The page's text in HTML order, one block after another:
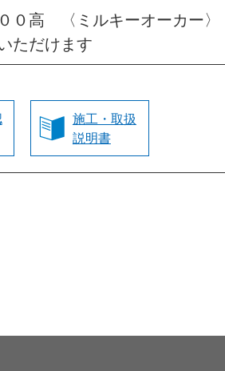
高 〈ミルキーオーカー
ただけます
施工・取扱
説明書